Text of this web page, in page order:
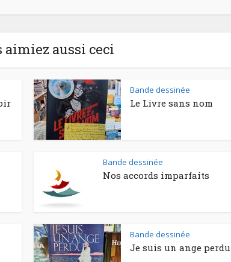
aimiez aussi ceci
Bande dessinée
Le Livre sans nom
Bande dessinée
Nos accords imparfaits
Bande dessinée
Je suis un ange perdu